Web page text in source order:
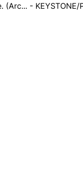
- KEYSTONE/